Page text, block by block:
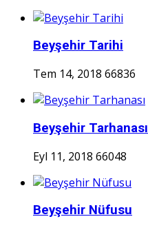
Beyşehir Tarihi
Tem 14, 2018 66836
Beyşehir Tarhanası
Eyl 11, 2018 66048
Beyşehir Nüfusu